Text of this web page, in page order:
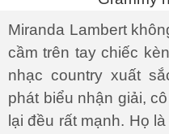
Miranda Lambert
cầm trên tay chiếc
nhạc country xuất
phát biểu nhận giải,
lại đều rất mạnh. Họ